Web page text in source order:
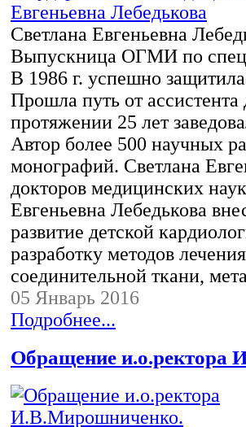
Светлана Евгеньевна
Выпускница ОГМИ по
В 1986 г. успешно
Прошла путь от
протяжении 25 лет
Автор более 500 научных
монографий. Светлана
докторов медицинских
Евгеньевна Лебедькова
развитие детской
разработку методов
соединительной ткани,
05 Январь 2016
Подробнее...
Обращение и.о.ректора